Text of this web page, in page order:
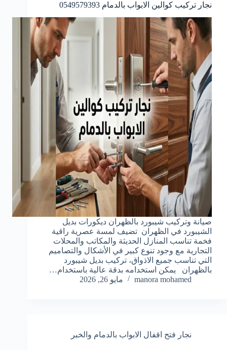
نجار تركيب كوالين الابواب بالدمام 0549579393
صيانة وتركيب شيبورد بالظهران ديكورات بديل
الشيبورد في الظهران تضيف لمسة عصرية راقية
فخمة تناسب المنازل الحديثة والمكاتب والمحلات
التجارية مع وجود تنوع كبير في الأشكال والتصاميم
التي تناسب جميع الاذواق، تركيب بديل شيبورد
بالظهران يمكن استخدامه بدقة عالية باستخدام…
manora mohamed
مايو 26, 2026
نجار فتح اقفال الابواب بالدمام والخبر